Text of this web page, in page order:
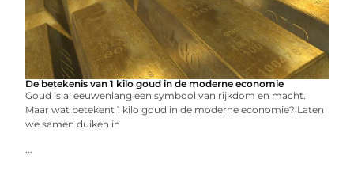
De betekenis van 1 kilo goud in de moderne economie
Goud is al eeuwenlang een symbool van rijkdom en macht.
Maar wat betekent 1 kilo goud in de moderne economie? Laten
we samen duiken in
...